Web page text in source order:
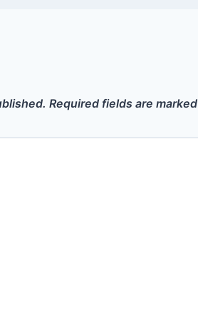
Required fields are marked